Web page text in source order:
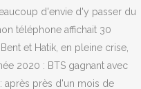
d'envie d'y passer du
téléphone affichait 30
et Hatik, en pleine crise,
2020 : BTS gagnant avec
après près d'un mois de